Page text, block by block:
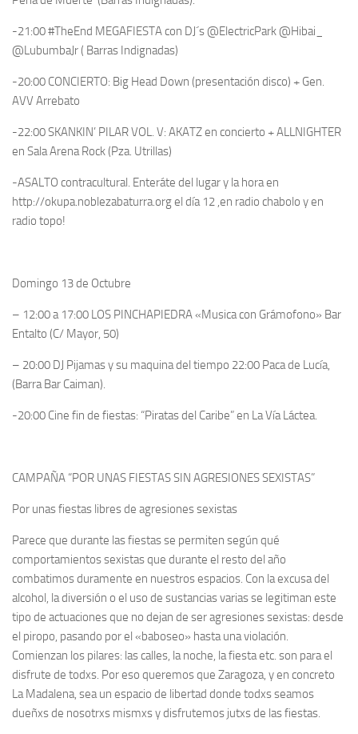
-21:00 #TheEnd MEGAFIESTA con DJ´s @ElectricPark @Hibai_
@LubumbaJr ( Barras Indignadas)
-20:00 CONCIERTO: Big Head Down (presentación disco) + Gen.
AVV Arrebato
-22:00 SKANKIN’ PILAR VOL. V: AKATZ en concierto + ALLNIGHTER
en Sala Arena Rock (Pza. Utrillas)
-ASALTO contracultural. Enteráte del lugar y la hora en
http://okupa.noblezabaturra.org el día 12 ,en radio chabolo y en
radio topo!
Domingo 13 de Octubre
– 12:00 a 17:00 LOS PINCHAPIEDRA «Musica con Grámofono» Bar
Entalto (C/ Mayor, 50)
– 20:00 DJ Pijamas y su maquina del tiempo 22:00 Paca de Lucía,
(Barra Bar Caiman).
-20:00 Cine fin de fiestas: “Piratas del Caribe” en La Vía Láctea.
CAMPAÑA “POR UNAS FIESTAS SIN AGRESIONES SEXISTAS”
Por unas fiestas libres de agresiones sexistas
Parece que durante las fiestas se permiten según qué
comportamientos sexistas que durante el resto del año
combatimos duramente en nuestros espacios. Con la excusa del
alcohol, la diversión o el uso de sustancias varias se legitiman este
tipo de actuaciones que no dejan de ser agresiones sexistas: desde
el piropo, pasando por el «baboseo» hasta una violación.
Comienzan los pilares: las calles, la noche, la fiesta etc. son para el
disfrute de todxs. Por eso queremos que Zaragoza, y en concreto
La Madalena, sea un espacio de libertad donde todxs seamos
dueñxs de nosotrxs mismxs y disfrutemos jutxs de las fiestas.